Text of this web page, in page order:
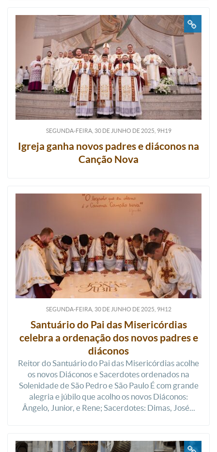
SEGUNDA-FEIRA, 30DEJUNHO DE2025, 9H19
Igreja ganha novos padres e diáconos na
Canção Nova
SEGUNDA-FEIRA, 30DEJUNHO DE2025, 9H12
Santuário do Pai das Misericórdias
celebra a ordenação dos novos padres e
diáconos
Reitor do Santuário do Pai das Misericórdias acolhe
os novos Diáconos e Sacerdotes ordenados na
Solenidade de São Pedro e São Paulo É com grande
alegria e júbilo que acolho os novos Diáconos:
Ângelo, Junior, e Rene; Sacerdotes: Dimas, José...